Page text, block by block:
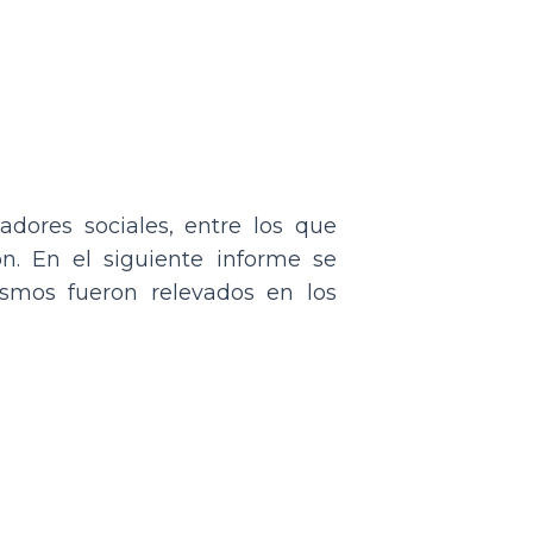
sociales, entre los que
En el siguiente informe se
fueron relevados en los